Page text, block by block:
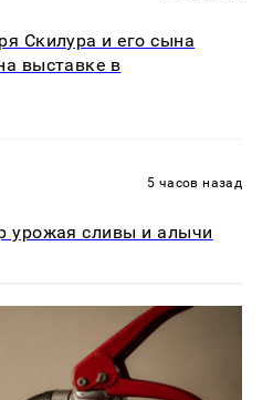
Скилура и его сына
выставке в
5 часов назад
урожая сливы и алычи